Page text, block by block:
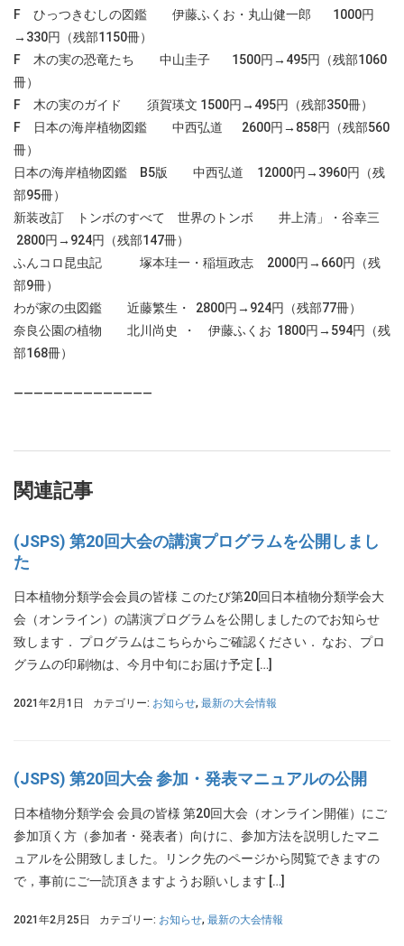
F ひっつきむしの図鑑 伊藤ふくお・丸山健一郎 1000円
→330円（残部1150冊）
F 木の実の恐竜たち 中山圭子 1500円→495円（残部1060
冊）
F 木の実のガイド 須賀瑛文 1500円→495円（残部350冊）
F 日本の海岸植物図鑑 中西弘道 2600円→858円（残部560
冊）
日本の海岸植物図鑑 B5版 中西弘道 12000円→3960円（残
部95冊）
新装改訂 トンボのすべて 世界のトンボ 井上清」・谷幸三
2800円→924円（残部147冊）
ふんコロ昆虫記 塚本珪一・稲垣政志 2000円→660円（残
部9冊）
わが家の虫図鑑 近藤繁生・ 2800円→924円（残部77冊）
奈良公園の植物 北川尚史 ・ 伊藤ふくお 1800円→594円（残
部168冊）
——————————————
関連記事
(JSPS) 第20回大会の講演プログラムを公開しまし
た
日本植物分類学会会員の皆様 このたび第20回日本植物分類学会大
会（オンライン）の講演プログラムを公開しましたのでお知らせ
致します． プログラムはこちらからご確認ください． なお、プロ
グラムの印刷物は、今月中旬にお届け予定 […]
2021年2月1日 カテゴリー: お知らせ, 最新の大会情報
(JSPS) 第20回大会 参加・発表マニュアルの公開
日本植物分類学会 会員の皆様 第20回大会（オンライン開催）にご
参加頂く方（参加者・発表者）向けに、参加方法を説明したマニ
ュアルを公開致しました。リンク先のページから閲覧できますの
で，事前にご一読頂きますようお願いします […]
2021年2月25日 カテゴリー: お知らせ, 最新の大会情報